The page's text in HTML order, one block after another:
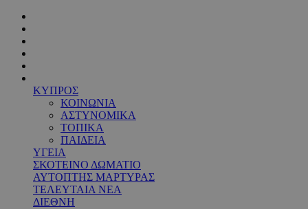
ΚΥΠΡΟΣ
ΚΟΙΝΩΝΙΑ
ΑΣΤΥΝΟΜΙΚΑ
ΤΟΠΙΚΑ
ΠΑΙΔΕΙΑ
ΥΓΕΙΑ
ΣΚΟΤΕΙΝΟ ΔΩΜΑΤΙΟ
ΑΥΤΟΠΤΗΣ ΜΑΡΤΥΡΑΣ
ΤΕΛΕΥΤΑΙΑ ΝΕΑ
ΔΙΕΘΝΗ